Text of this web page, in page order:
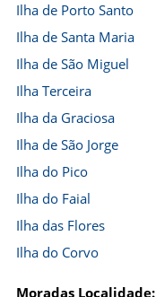
Ilha de Porto Santo
Ilha de Santa Maria
Ilha de São Miguel
Ilha Terceira
Ilha da Graciosa
Ilha de São Jorge
Ilha do Pico
Ilha do Faial
Ilha das Flores
Ilha do Corvo
Moradas Localidade: